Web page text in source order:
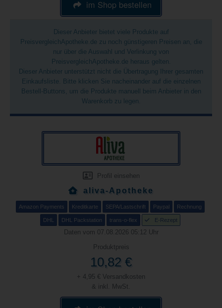
im Shop bestellen
Dieser Anbieter bietet viele Produkte auf
PreisvergleichApotheke.de zu noch günstigeren Preisen an, die
nur über die Auswahl und Verlinkung von
PreisvergleichApotheke.de heraus gelten.
Dieser Anbieter unterstützt nicht die Übertragung Ihrer gesamten
Einkaufsliste. Bitte klicken Sie nacheinander auf die einzelnen
Bestell-Buttons, um die Produkte manuell beim Anbieter in den
Warenkorb zu legen.
Profil einsehen
aliva-Apotheke
Amazon Payments Kreditkarte SEPA/Lastschrift Paypal Rechnung
DHL DHL Packstation trans-o-flex E-Rezept
Daten vom 07.08.2026 05:12 Uhr
Produktpreis
10,82 €
+ 4,95 € Versandkosten
& inkl. MwSt.